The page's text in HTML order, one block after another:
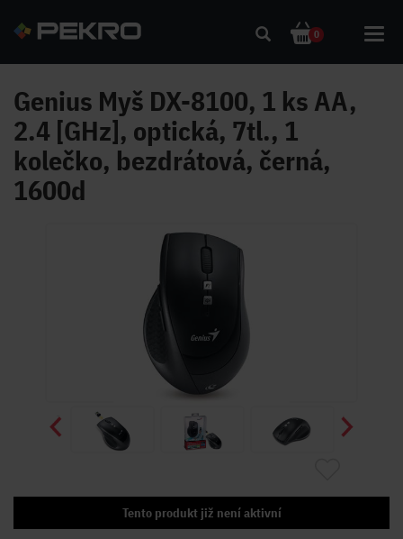
0
Genius Myš DX-8100, 1 ks AA,
2.4 [GHz], optická, 7tl., 1
kolečko, bezdrátová, černá,
1600d
Tento produkt již není aktivní